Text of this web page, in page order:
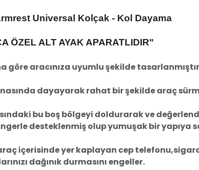
Universal Kolçak - Kol Dayama
ÖZEL ALT AYAK APARATLIDIR"
göre aracınıza uyumlu şekilde
dayayarak rahat bir şekilde araç
bu boş bölgeyi doldurarak ve
desteklenmiş olup yumuşak bir yapıya
içerisinde yer kaplayan cep
dağınık durmasını engeller.